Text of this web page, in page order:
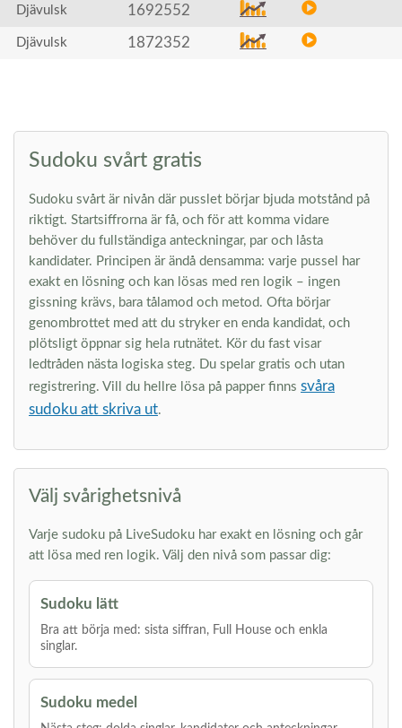
Djävulsk 1692552
Djävulsk 1872352
Sudoku svårt gratis
Sudoku svårt är nivån där pusslet börjar bjuda motstånd på
riktigt. Startsiffrorna är få, och för att komma vidare
behöver du fullständiga anteckningar, par och låsta
kandidater. Principen är ändå densamma: varje pussel har
exakt en lösning och kan lösas med ren logik – ingen
gissning krävs, bara tålamod och metod. Ofta börjar
genombrottet med att du stryker en enda kandidat, och
plötsligt öppnar sig hela rutnätet. Kör du fast visar
ledtråden nästa logiska steg. Du spelar gratis och utan
registrering. Vill du hellre lösa på papper finns svåra
sudoku att skriva ut.
Välj svårighetsnivå
Varje sudoku på LiveSudoku har exakt en lösning och går
att lösa med ren logik. Välj den nivå som passar dig:
Sudoku lätt
Bra att börja med: sista siffran, Full House och enkla
singlar.
Sudoku medel